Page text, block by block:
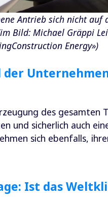
Antrieb sich nicht auf
Bild: Michael Gräppi
Energy»)
des gesamten
und sicherlich auch
sich ebenfalls,
Ist das